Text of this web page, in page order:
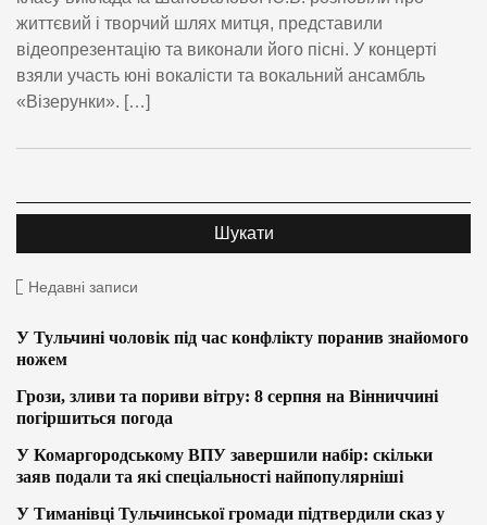
життєвий і творчий шлях митця, представили
відеопрезентацію та виконали його пісні. У концерті
взяли участь юні вокалісти та вокальний ансамбль
«Візерунки». […]
Недавні записи
У Тульчині чоловік під час конфлікту поранив знайомого
ножем
Грози, зливи та пориви вітру: 8 серпня на Вінниччині
погіршиться погода
У Комаргородському ВПУ завершили набір: скільки
заяв подали та які спеціальності найпопулярніші
У Тиманівці Тульчинської громади підтвердили сказ у